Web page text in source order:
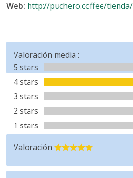
Web: http://puchero.coffee/tienda/
Valoración media :
5 stars
4 stars
3 stars
2 stars
1 stars
Valoración